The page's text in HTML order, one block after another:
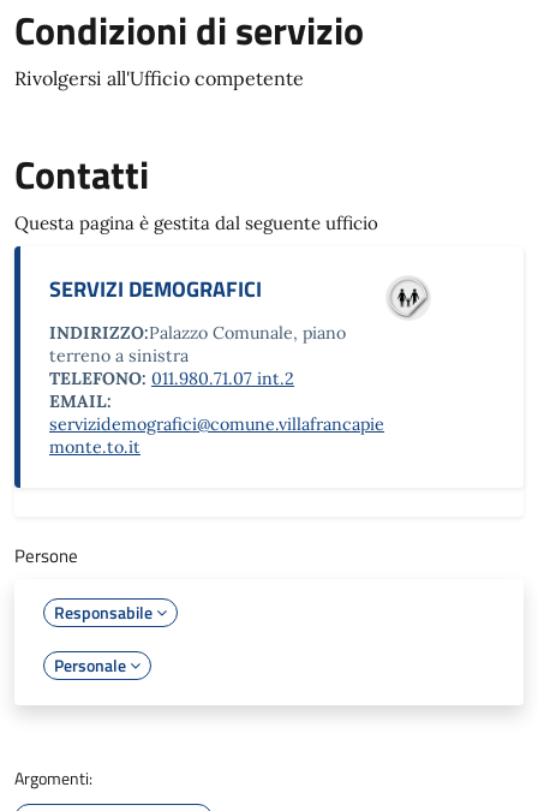
Condizioni di servizio
Rivolgersi all'Ufficio competente
Contatti
Questa pagina è gestita dal seguente ufficio
SERVIZI DEMOGRAFICI
INDIRIZZO:Palazzo Comunale, piano
terreno a sinistra
TELEFONO: 011.980.71.07 int.2
EMAIL:
servizidemografici@comune.villafrancapie
monte.to.it
Persone
Responsabile
Personale
Argomenti: